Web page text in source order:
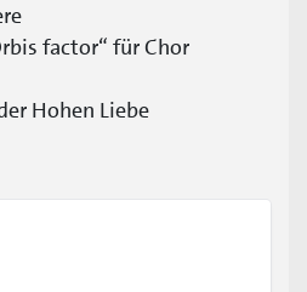
factor“ für Chor
Hohen Liebe